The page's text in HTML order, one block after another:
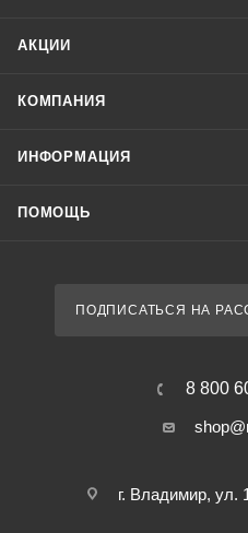
АКЦИИ
КОМПАНИЯ
ИНФОРМАЦИЯ
ПОМОЩЬ
ПОДПИСАТЬСЯ НА
8 800
г. Владимир, ул.